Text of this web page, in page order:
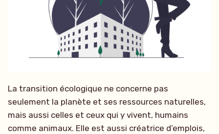
La transition écologique ne concerne pas
seulement la planète et ses ressources naturelles,
mais aussi celles et ceux qui y vivent, humains
comme animaux. Elle est aussi créatrice d’emplois,